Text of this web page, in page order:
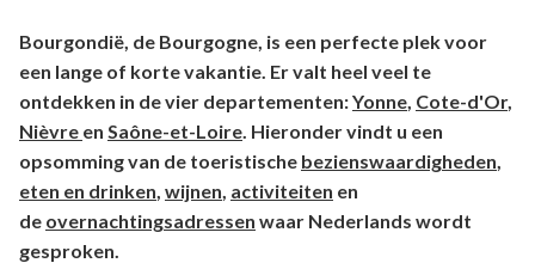
departement
Bourgondië, de Bourgogne, is een perfecte plek voor
een lange of korte vakantie. Er valt heel veel te
ontdekken in de vier departementen:Yonne, Cote-d'Or,
Nièvre en Saône-et-Loire. Hieronder vindt u een
opsomming van de toeristische bezienswaardigheden,
eten en drinken, wijnen, activiteiten en
de overnachtingsadressen waar Nederlands wordt
gesproken.